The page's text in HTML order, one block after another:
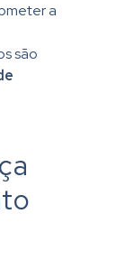
a
são